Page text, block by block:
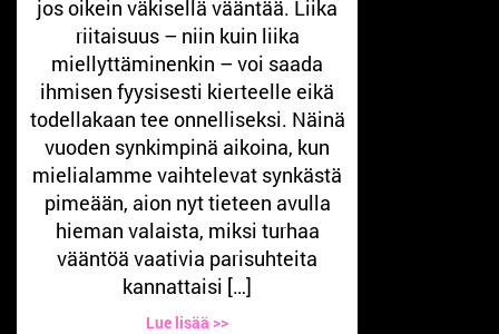
jos oikein väkisellä vääntää. Liika
riitaisuus – niin kuin liika
miellyttäminenkin – voi saada
ihmisen fyysisesti kierteelle eikä
todellakaan tee onnelliseksi. Näinä
vuoden synkimpinä aikoina, kun
mielialamme vaihtelevat synkästä
pimeään, aion nyt tieteen avulla
hieman valaista, miksi turhaa
vääntöä vaativia parisuhteita
kannattaisi […]
Lue lisää >>